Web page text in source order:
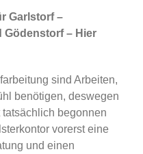
Garlstorf –
Gödenstorf – Hier
sind Arbeiten,
benötigen, deswegen
begonnen
vorerst eine
und einen